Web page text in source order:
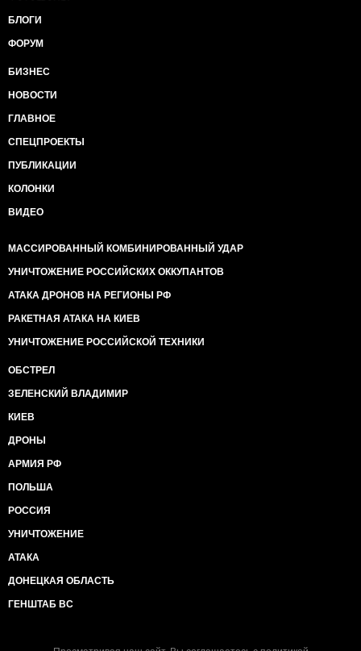
БЛОГИ
ФОРУМ
БИЗНЕС
НОВОСТИ
ГЛАВНОЕ
СПЕЦПРОЕКТЫ
ПУБЛИКАЦИИ
КОЛОНКИ
ВИДЕО
МАССИРОВАННЫЙ КОМБИНИРОВАННЫЙ УДАР
УНИЧТОЖЕНИЕ РОССИЙСКИХ ОККУПАНТОВ
АТАКА ДРОНОВ НА РЕГИОНЫ РФ
РАКЕТНАЯ АТАКА НА КИЕВ
УНИЧТОЖЕНИЕ РОССИЙСКОЙ ТЕХНИКИ
ОБСТРЕЛ
ЗЕЛЕНСКИЙ ВЛАДИМИР
КИЕВ
ДРОНЫ
АРМИЯ РФ
ПОЛЬША
РОССИЯ
УНИЧТОЖЕНИЕ
АТАКА
ДОНЕЦКАЯ ОБЛАСТЬ
ГЕНШТАБ ВС